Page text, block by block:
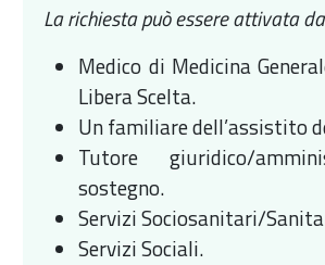
La richiesta può essere attivata
Medico di Medicina
Libera Scelta.
Un familiare dell’assistito
Tutore giuridico/
sostegno.
Servizi Sociosanitari/
Servizi Sociali.